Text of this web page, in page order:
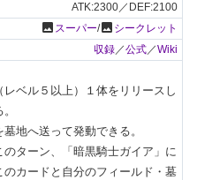
ATK:2300／DEF:2100
photo スーパー/photo シークレット
収録／公式／Wiki
ベル５以上）１体をリリースし
地へ送って発動できる。
のターン、「暗黒騎士ガイア」に
カードと自分のフィールド・墓